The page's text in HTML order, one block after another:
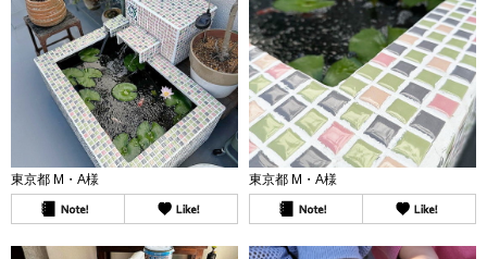
東京都 M・A様 東京都 M・A様